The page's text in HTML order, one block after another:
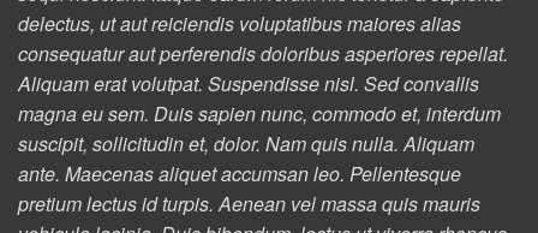
delectus, ut aut reiciendis voluptatibus maiores alias
consequatur aut perferendis doloribus asperiores repellat.
Aliquam erat volutpat. Suspendisse nisl. Sed convallis
magna eu sem. Duis sapien nunc, commodo et, interdum
suscipit, sollicitudin et, dolor. Nam quis nulla. Aliquam
ante. Maecenas aliquet accumsan leo. Pellentesque
pretium lectus id turpis. Aenean vel massa quis mauris